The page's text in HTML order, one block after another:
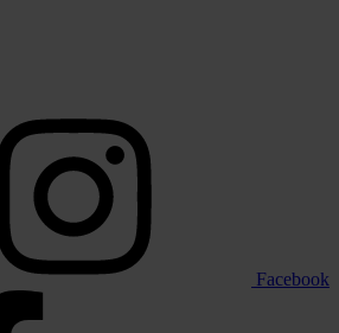
Facebook